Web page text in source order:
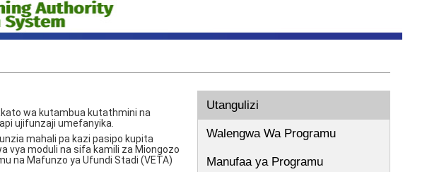
wa kutambua kutathmini na
ujifunzaji umefanyika.
mahali pa kazi pasipo kupita
vya moduli na sifa kamili za Miongozo
na Mafunzo ya Ufundi Stadi (VETA)
Utangulizi
Walengwa Wa Programu
Manufaa ya Programu